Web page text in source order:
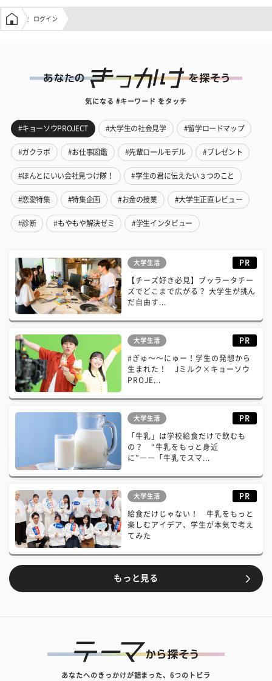
学生の窓口トップ
ログイン
気になる #キーワード をタッチ
#キョーソウPROJECT #大学生の社会見学 #留学ロードマップ
#ガクラボ #お仕事図鑑 #先輩ロールモデル #プレゼント
#ほんとにいい会社見つけ隊！ #学生の君に伝えたい３つのこと
#恋愛特集 #特集企画 #お金の授業 #大学生正直レビュー
#診断 #もやもや解決ゼミ #学生インタビュー
大学生活 PR
【チーズ好き必見】ブッラータチー
ズでどこまで広がる？ 大学生が挑ん
だ自由す...
大学生活 PR
#ぎゅ〜〜にゅー！学生の発想から
生まれた！ Jミルク×キョーソウ
PROJE...
大学生活 PR
「牛乳」は学校給食だけで飲むも
の？ “牛乳をもっと身近
に”――「牛乳でスマ...
大学生活 PR
給食だけじゃない！ 牛乳をもっと
楽しむアイデア、学生が本気で考え
てみた
もっと見る
あなたへのきっかけが詰まった、6つのトビラ